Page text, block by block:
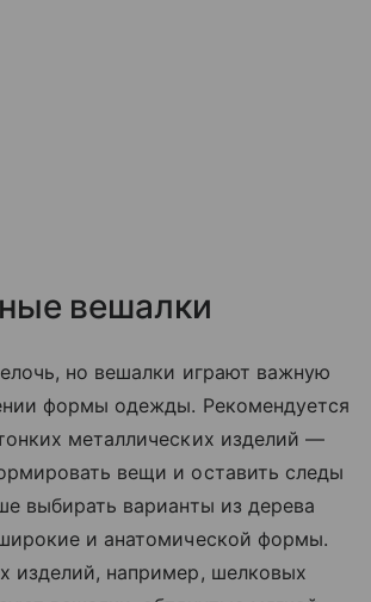
вешалки
но вешалки играют важную
формы одежды. Рекомендуется
металлических изделий —
вещи и оставить следы
выбирать варианты из дерева
и анатомической формы.
изделий, например, шелковых